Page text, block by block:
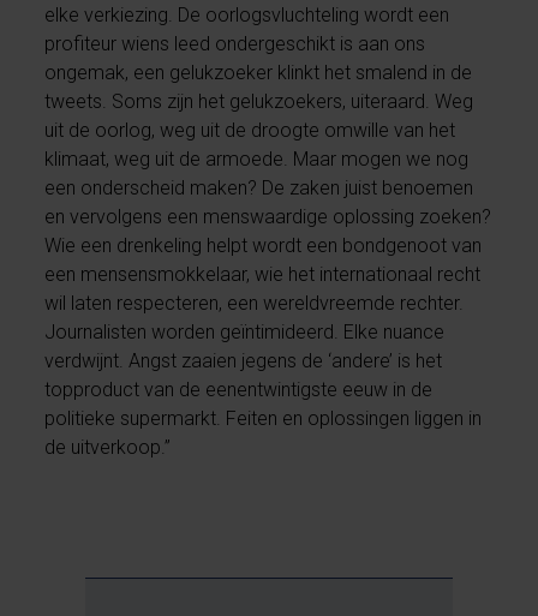
elke verkiezing. De oorlogsvluchteling wordt een
profiteur wiens leed ondergeschikt is aan ons
ongemak, een gelukzoeker klinkt het smalend in de
tweets. Soms zijn het gelukzoekers, uiteraard. Weg
uit de oorlog, weg uit de droogte omwille van het
klimaat, weg uit de armoede. Maar mogen we nog
een onderscheid maken? De zaken juist benoemen
en vervolgens een menswaardige oplossing zoeken?
Wie een drenkeling helpt wordt een bondgenoot van
een mensensmokkelaar, wie het internationaal recht
wil laten respecteren, een wereldvreemde rechter.
Journalisten worden geïntimideerd. Elke nuance
verdwijnt. Angst zaaien jegens de ‘andere’ is het
topproduct van de eenentwintigste eeuw in de
politieke supermarkt. Feiten en oplossingen liggen in
de uitverkoop.”